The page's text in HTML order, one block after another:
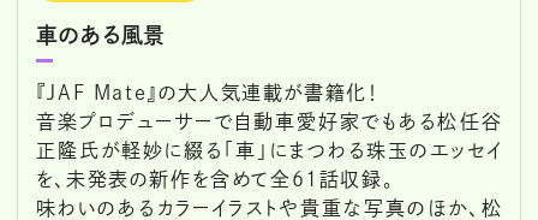
車のある風景
『JAF Mate』の大人気連載が書籍化！
音楽プロデューサーで自動車愛好家でもある松任谷
正隆氏が軽妙に綴る「車」にまつわる珠玉のエッセイ
を、未発表の新作を含めて全61話収録。
味わいのあるカラーイラストや貴重な写真のほか、松